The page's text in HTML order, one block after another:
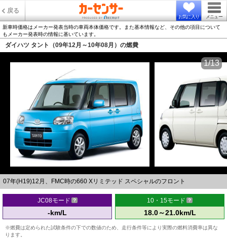
戻る
お気に入り メニュー
新車時価格はメーカー発表当時の車両本体価格です。また基本情報など、その他の項目について
もメーカー発表時の情報に基いています。
ダイハツ タント（09年12月～10年08月）の燃費
07年(H19)12月、FMC時の660 Xリミテッド スペシャルのフロント
1/13
JC08モード
-km/L
10・15モード
18.0～21.0km/L
※燃費は定められた試験条件の下での数値のため、走行条件等により実際の燃料消費率は異な
ります。